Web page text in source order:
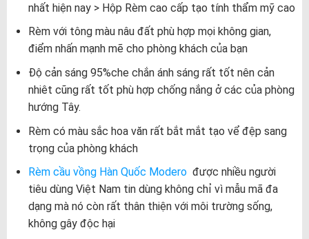
nhất hiện nay > Hộp Rèm cao cấp tạo tính thẩm mỹ cao
Rèm với tông màu nâu đất phù hợp mọi không gian,
điểm nhấn mạnh mẽ cho phòng khách của bạn
Độ cản sáng 95%che chắn ánh sáng rất tốt nên cản
nhiêt cũng rất tốt phù hợp chống nắng ở các của phòng
hướng Tây.
Rèm có màu sắc hoa văn rất bắt mắt tạo vể đệp sang
trọng của phòng khách
Rèm cầu vồng Hàn Quốc Moderođược nhiều người
tiêu dùng Việt Nam tin dùng không chỉ vì mẫu mã đa
dạng mà nó còn rất thân thiện với môi trường sống,
không gây độc hại